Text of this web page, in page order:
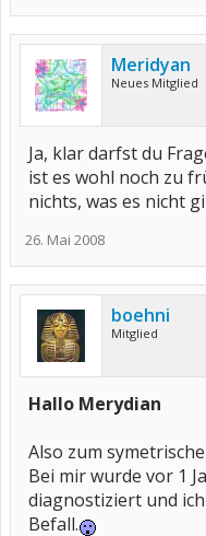
Meridyan
Neues Mitglied
Ja, klar darfst du
ist es wohl noch zu
nichts, was es nicht
26. Mai 2008
boehni
Mitglied
Hallo Merydian
Also zum
Bei mir wurde vor 1
diagnostiziert und
Befall.